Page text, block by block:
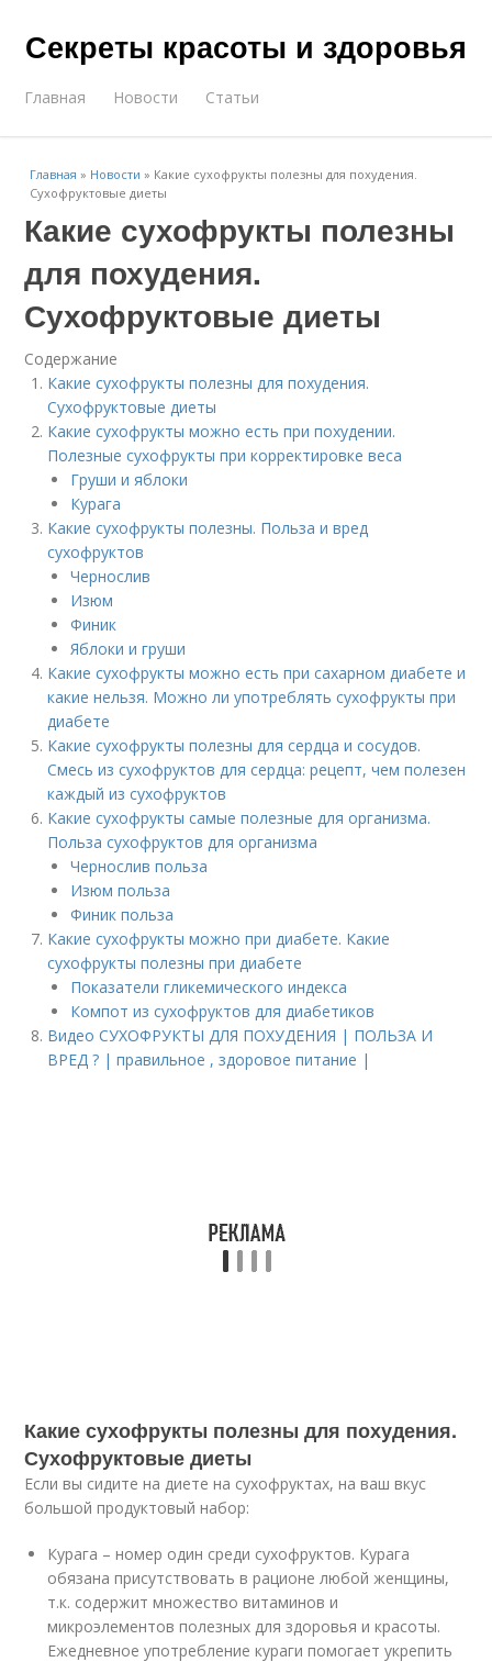
Секреты красоты и здоровья
Главная Новости Статьи
Главная » Новости » Какие сухофрукты полезны для похудения.
Сухофруктовые диеты
Какие сухофрукты полезны
для похудения.
Сухофруктовые диеты
Содержание
Какие сухофрукты полезны для похудения.
Сухофруктовые диеты
Какие сухофрукты можно есть при похудении.
Полезные сухофрукты при корректировке веса
Груши и яблоки
Курага
Какие сухофрукты полезны. Польза и вред
сухофруктов
Чернослив
Изюм
Финик
Яблоки и груши
Какие сухофрукты можно есть при сахарном диабете и
какие нельзя. Можно ли употреблять сухофрукты при
диабете
Какие сухофрукты полезны для сердца и сосудов.
Смесь из сухофруктов для сердца: рецепт, чем полезен
каждый из сухофруктов
Какие сухофрукты самые полезные для организма.
Польза сухофруктов для организма
Чернослив польза
Изюм польза
Финик польза
Какие сухофрукты можно при диабете. Какие
сухофрукты полезны при диабете
Показатели гликемического индекса
Компот из сухофруктов для диабетиков
Видео СУХОФРУКТЫ ДЛЯ ПОХУДЕНИЯ | ПОЛЬЗА И
ВРЕД ? | правильное , здоровое питание |
Какие сухофрукты полезны для похудения.
Сухофруктовые диеты
Если вы сидите на диете на сухофруктах, на ваш вкус
большой продуктовый набор:
Курага – номер один среди сухофруктов. Курага
обязана присутствовать в рационе любой женщины,
т.к. содержит множество витаминов и
микроэлементов полезных для здоровья и красоты.
Ежедневное употребление кураги помогает укрепить